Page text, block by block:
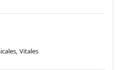
Vitales